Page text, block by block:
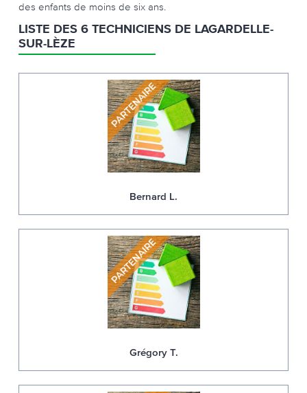
des enfants de moins de six ans.
LISTE DES 6 TECHNICIENS DE LAGARDELLE-
SUR-LÈZE
Bernard L.
Grégory T.